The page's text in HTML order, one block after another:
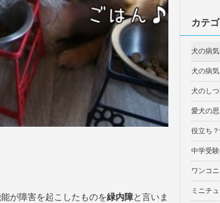
が障害を起こしたものを緑内障と言いま
カテ
犬の病
犬の病
犬のし
愛犬の
役立ち
中学受
ワンコ
ミニチ